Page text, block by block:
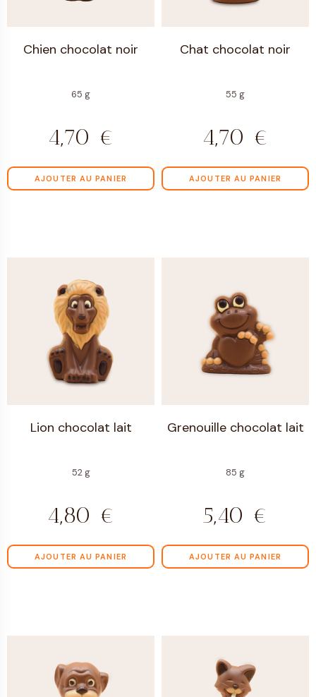
Chien chocolat noir
65 g
4,70 €
AJOUTER AU PANIER
Chat chocolat noir
55 g
4,70 €
AJOUTER AU PANIER
Lion chocolat lait
52 g
4,80 €
AJOUTER AU PANIER
Grenouille chocolat lait
85 g
5,40 €
AJOUTER AU PANIER